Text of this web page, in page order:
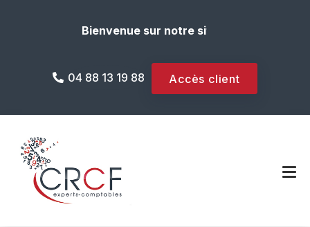
Bienvenue sur notre site internet !
04 88 13 19 88 Accès client